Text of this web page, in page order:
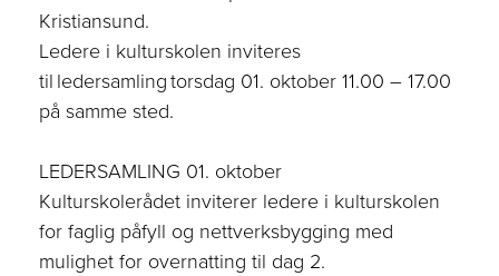
Kristiansund.
Ledere i kulturskolen inviteres
til ledersamlingtorsdag 01. oktober 11.00 – 17.00
på samme sted.
LEDERSAMLING 01. oktober
Kulturskolerådet inviterer ledere i kulturskolen
for faglig påfyll og nettverksbygging med
mulighet for overnatting til dag 2.